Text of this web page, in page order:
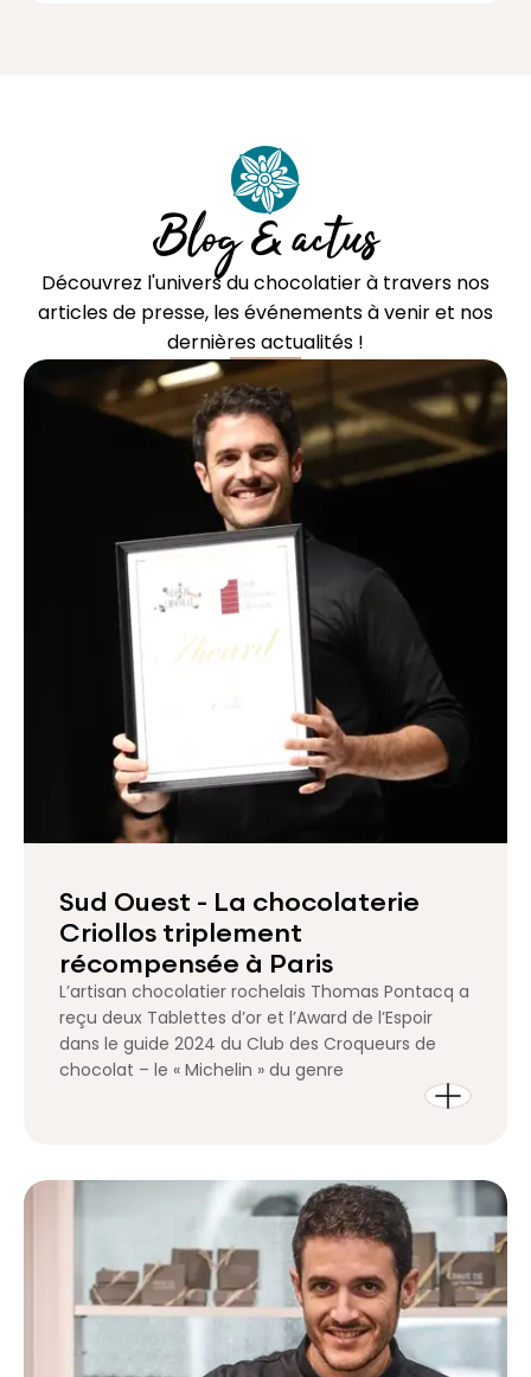
Blog & actus
Découvrez l'univers du chocolatier à travers nos
articles de presse, les événements à venir et nos
dernières actualités !
Sud Ouest - La chocolaterie
Criollos triplement
récompensée à Paris
L’artisan chocolatier rochelais Thomas Pontacq a
reçu deux Tablettes d’or et l’Award de l’Espoir
dans le guide 2024 du Club des Croqueurs de
chocolat – le « Michelin » du genre